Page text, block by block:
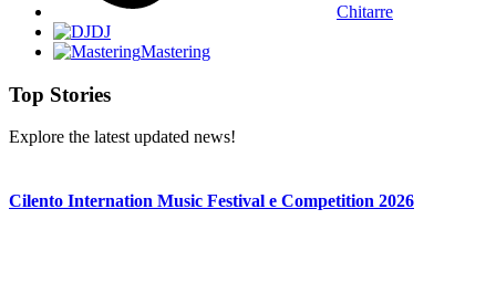
Chitarre
DJ
Mastering
Top Stories
Explore the latest updated news!
Cilento Internation Music Festival e Competition 2026